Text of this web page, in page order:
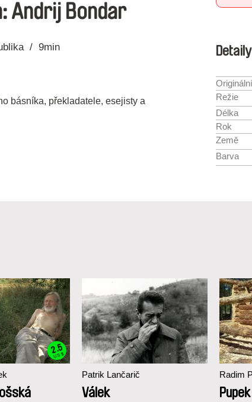
Andrij Bondar
9min
básníka, překladatele, esejisty a
Detaily
Režie
Délka
Rok
Země
Barva
2.5
US $
Patrik Lančarič
Válek
Radim